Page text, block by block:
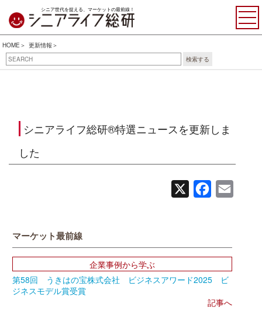
シニア世代を捉える、マーケットの最前線！
HOME
更新情報
検索する
シニアライフ総研®特選ニュースを更新しま
した
Facebook
マーケット最前線
企業事例から学ぶ
第58回 うきはの宝株式会社 ビジネスアワード2025 ビ
ジネスモデル賞受賞
記事へ